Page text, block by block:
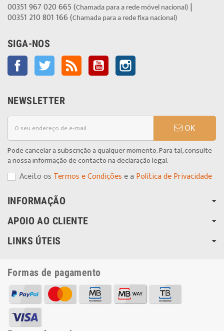
00351 967 020 665 (Chamada para a rede móvel nacional) |
00351 210 801 166 (Chamada para a rede fixa nacional)
SIGA-NOS
Facebook Twitter Rss YouTube
NEWSLETTER
OK
Pode cancelar a subscrição a qualquer momento. Para tal, consulte
a nossa informação de contacto na declaração legal.
Aceito os Termos e Condiçõese a Política de Privacidade
INFORMAÇÃO
APOIO AO CLIENTE
LINKS ÚTEIS
Formas de pagamento